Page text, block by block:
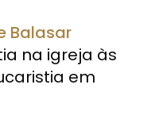
Balasar
na igreja às
em